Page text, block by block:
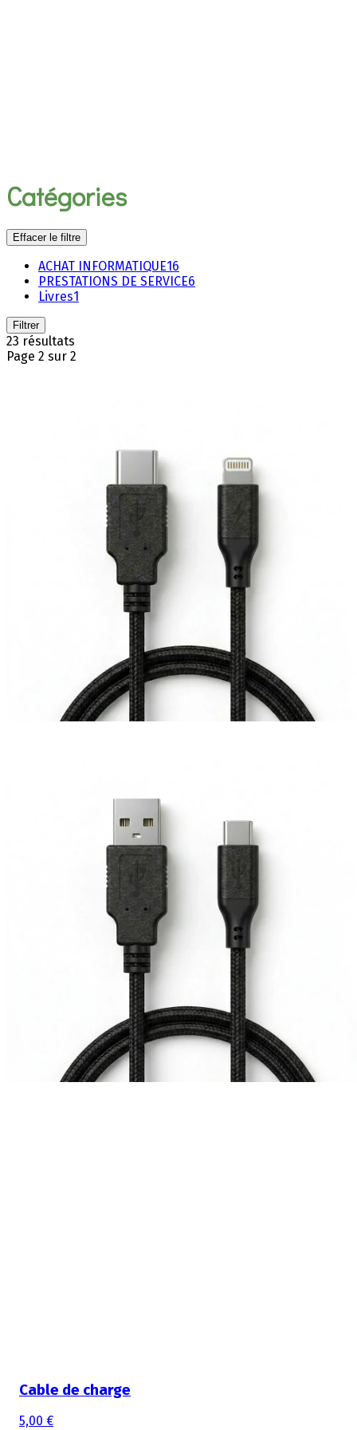
Catégories
Effacer le filtre
ACHAT INFORMATIQUE16
PRESTATIONS DE SERVICE6
Livres1
Filtrer
23 résultats
Page 2 sur 2
Cable de charge
5,00 €